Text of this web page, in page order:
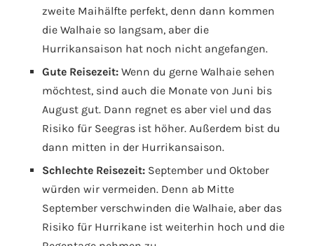
zweite Maihälfte perfekt, denn dann kommen
die Walhaie so langsam, aber die
Hurrikansaison hat noch nicht angefangen.
Gute Reisezeit: Wenn du gerne Walhaie sehen
möchtest, sind auch die Monate von Juni bis
August gut. Dann regnet es aber viel und das
Risiko für Seegras ist höher. Außerdem bist du
dann mitten in der Hurrikansaison.
Schlechte Reisezeit: September und Oktober
würden wir vermeiden. Denn ab Mitte
September verschwinden die Walhaie, aber das
Risiko für Hurrikane ist weiterhin hoch und die